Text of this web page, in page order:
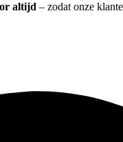
altijd – zodat onze